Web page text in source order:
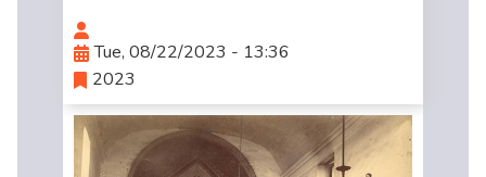
Tue, 08/22/2023 - 13:36
2023